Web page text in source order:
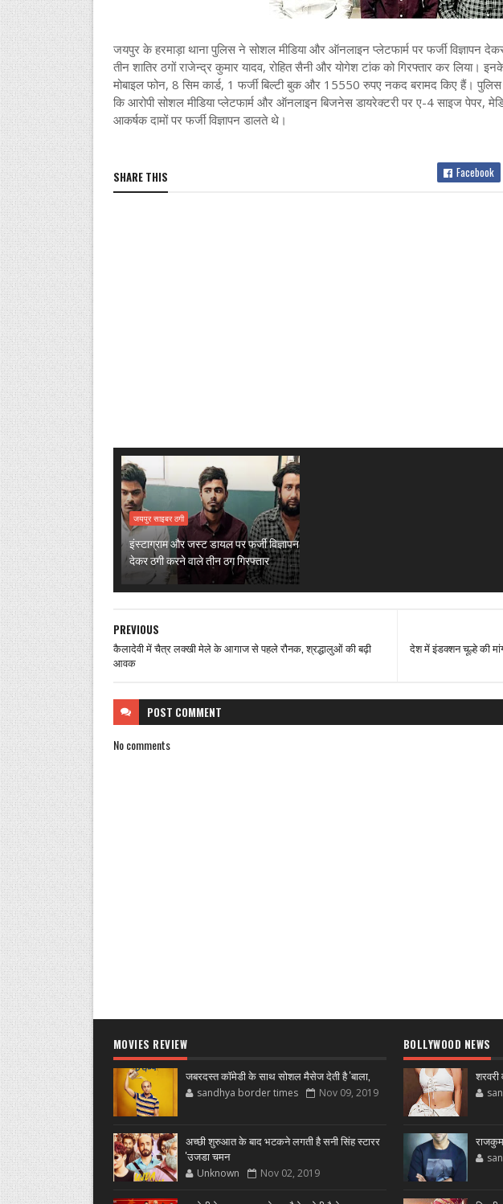
जयपुर के हरमाड़ा थाना पुलिस ने सोशल मीडिया और ऑनलाइन प्लेटफार्म पर फर्जी विज्ञापन
तीन शातिर ठगों राजेन्द्र कुमार यादव, रोहित सैनी और योगेश टांक को गिरफ्तार कर लिया।
मोबाइल फोन, 8 सिम कार्ड, 1 फर्जी बिल्टी बुक और 15550 रुपए नकद बरामद किए हैं। पुलिस
कि आरोपी सोशल मीडिया प्लेटफार्म और ऑनलाइन बिजनेस डायरेक्टरी पर ए-4 साइज पेपर,
आकर्षक दामों पर फर्जी विज्ञापन डालते थे।
SHARE THIS Facebook
जयपुर साइबर ठगी
इंस्टाग्राम और जस्ट डायल पर फर्जी विज्ञापन
देकर ठगी करने वाले तीन ठग गिरफ्तार
देश में इंडक्शन चूल्हे की
PREVIOUS
कैलादेवी में चैत्र लक्खी मेले के आगाज से पहले रौनक, श्रद्धालुओं की बढ़ी
आवक
POST COMMENT
No comments
MOVIES REVIEW
जबरदस्त कॉमेडी के साथ सोशल मैसेज देती है 'बाला,
sandhya border times Nov 09, 2019
अच्छी शुरुआत के बाद भटकने लगती है सनी सिंह स्टारर
'उजडा चमन
Unknown Nov 02, 2019
BOLLYWOOD NEWS